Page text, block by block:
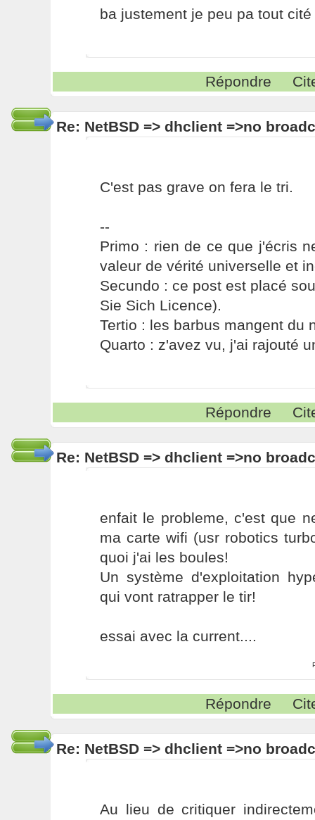
ba justement je peu pa tout
Répondre
Re: NetBSD => dhclient =>no
C'est pas grave on fera le tri.
--
Primo : rien de ce que j'écris
valeur de vérité universelle et
Secundo : ce post est placé
Sie Sich Licence).
Tertio : les barbus mangent du
Quarto : z'avez vu, j'ai rajouté
Répondre
Re: NetBSD => dhclient =>no
enfait le probleme, c'est que
ma carte wifi (usr robotics
quoi j'ai les boules!
Un système d'exploitation
qui vont ratrapper le tir!
essai avec la current....
Répondre
Re: NetBSD => dhclient =>no
Au lieu de critiquer